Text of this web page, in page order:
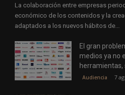
La colaboración entre empresas
económico de los contenidos y la
adaptados a los nuevos hábitos de...
El gran
medios ya no
herramientas,
Audiencia 7